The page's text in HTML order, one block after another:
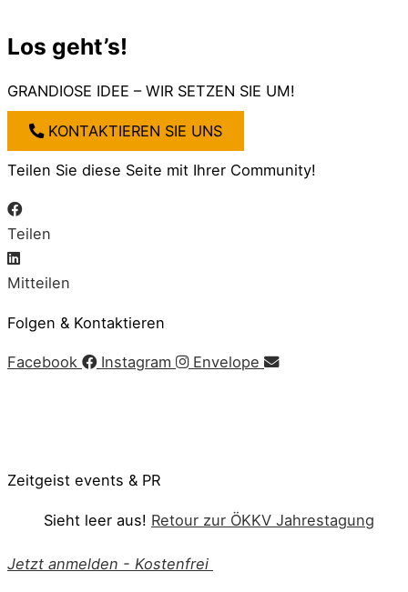
Los geht’s!
GRANDIOSE IDEE – WIR SETZEN SIE UM!
KONTAKTIEREN SIE UNS
Teilen Sie diese Seite mit Ihrer Community!
Teilen
Mitteilen
Folgen & Kontaktieren
Facebook Instagram Envelope
Zeitgeist events & PR
Sieht leer aus! Retour zur ÖKKV Jahrestagung
Jetzt anmelden - Kostenfrei